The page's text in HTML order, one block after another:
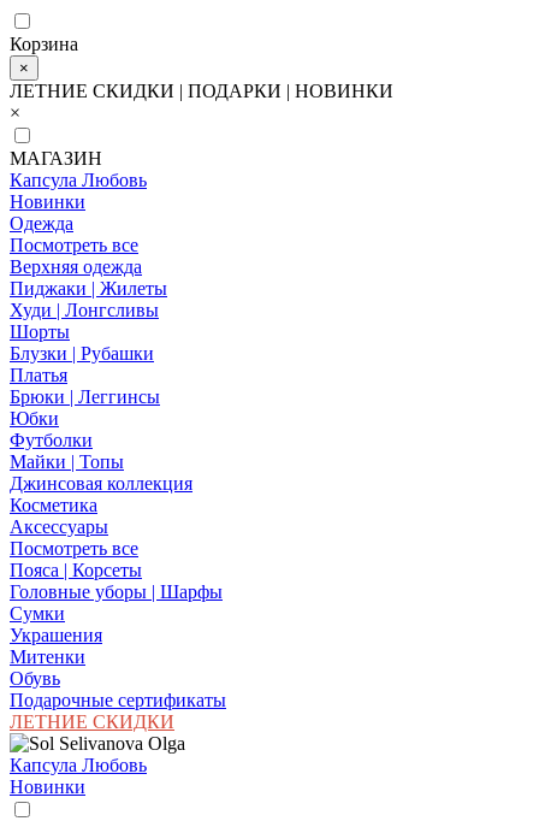
Корзина
×
ЛЕТНИЕ СКИДКИ | ПОДАРКИ | НОВИНКИ
×
МАГАЗИН
Капсула Любовь
Новинки
Одежда
Посмотреть все
Верхняя одежда
Пиджаки | Жилеты
Худи | Лонгсливы
Шорты
Блузки | Рубашки
Платья
Брюки | Леггинсы
Юбки
Футболки
Майки | Топы
Джинсовая коллекция
Косметика
Аксессуары
Посмотреть все
Пояса | Корсеты
Головные уборы | Шарфы
Сумки
Украшения
Митенки
Обувь
Подарочные сертификаты
ЛЕТНИЕ СКИДКИ
Капсула Любовь
Новинки